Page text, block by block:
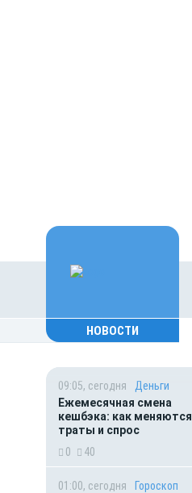
НОВОСТИ
09:05, сегодня
Деньги
Ежемесячная смена
кешбэка: как меняются
траты и спрос
0
40
01:00, сегодня
Гороскоп